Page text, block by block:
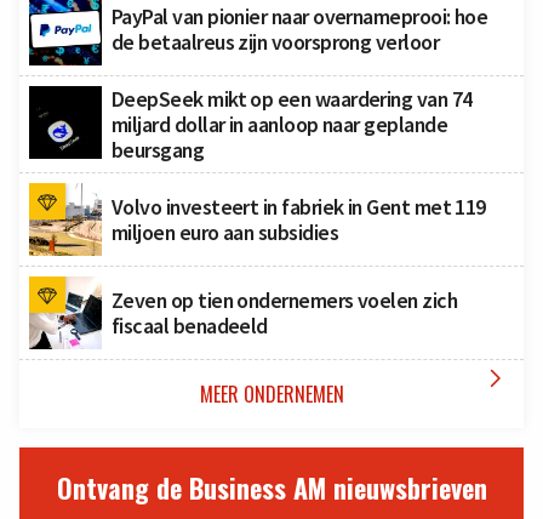
PayPal van pionier naar overnameprooi: hoe
de betaalreus zijn voorsprong verloor
DeepSeek mikt op een waardering van 74
miljard dollar in aanloop naar geplande
beursgang
Volvo investeert in fabriek in Gent met 119
miljoen euro aan subsidies
Zeven op tien ondernemers voelen zich
fiscaal benadeeld
MEER ONDERNEMEN 
Ontvang de Business AM nieuwsbrieven